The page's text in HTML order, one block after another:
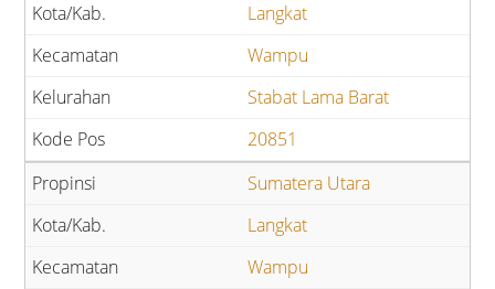
Langkat
Wampu
Stabat Lama Barat
20851
Sumatera Utara
Langkat
Wampu